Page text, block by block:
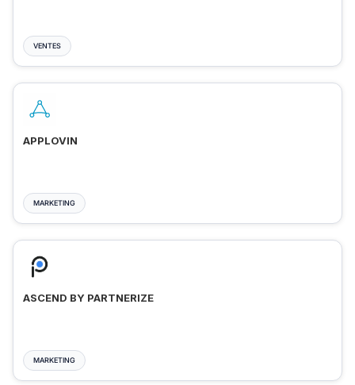
VENTES
APPLOVIN
MARKETING
ASCEND BY PARTNERIZE
MARKETING